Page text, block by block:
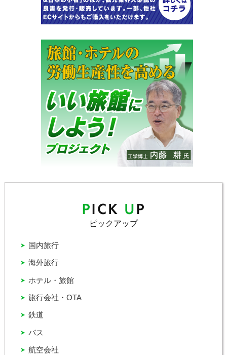
ピックアップ
バス
ホテル・旅館
国内旅行
旅行会社・OTA
海外旅行
航空会社
鉄道